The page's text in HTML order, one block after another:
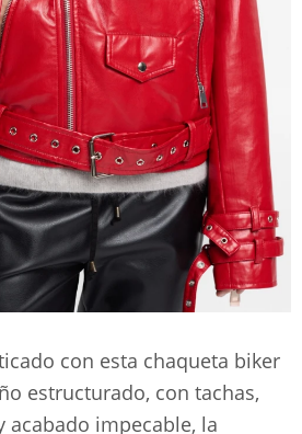
con esta chaqueta biker
estructurado, con tachas,
acabado impecable, la